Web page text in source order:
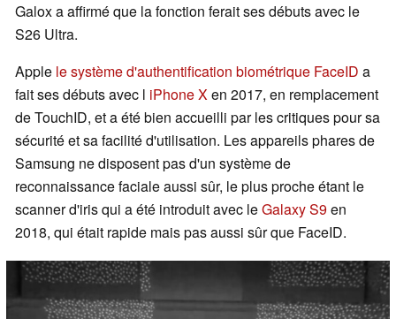
Galox a affirmé que la fonction ferait ses débuts avec le
S26 Ultra.
Apple le système d'authentification biométrique FaceID a
fait ses débuts avec l iPhone Xen 2017, en remplacement
de TouchID, et a été bien accueilli par les critiques pour sa
sécurité et sa facilité d'utilisation. Les appareils phares de
Samsung ne disposent pas d'un système de
reconnaissance faciale aussi sûr, le plus proche étant le
scanner d'iris qui a été introduit avec leGalaxy S9en
2018, qui était rapide mais pas aussi sûr que FaceID.